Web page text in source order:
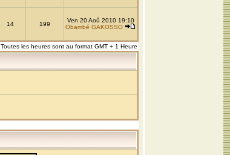
14 199
Ven 20 Aoû 2010 19:10
Obambé GAKOSSO
Toutes les heures sont au format GMT + 1 Heure